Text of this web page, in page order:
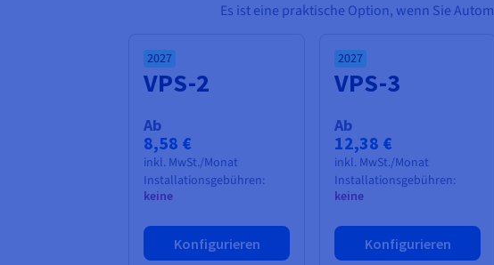
Es ist eine praktische Option, wenn Sie
2027
VPS-2
Ab
8,58 €
inkl. MwSt./Monat
Installationsgebühren:
keine
Konfigurieren
2027
VPS-3
Ab
12,38 €
inkl. MwSt./Monat
Installationsgebühren:
keine
Konfigurieren